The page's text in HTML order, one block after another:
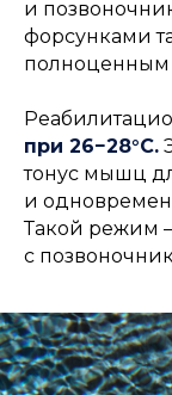
и
форсунками
полноценным
при 26−28°C.
тонус мышц
и
Такой режим
с